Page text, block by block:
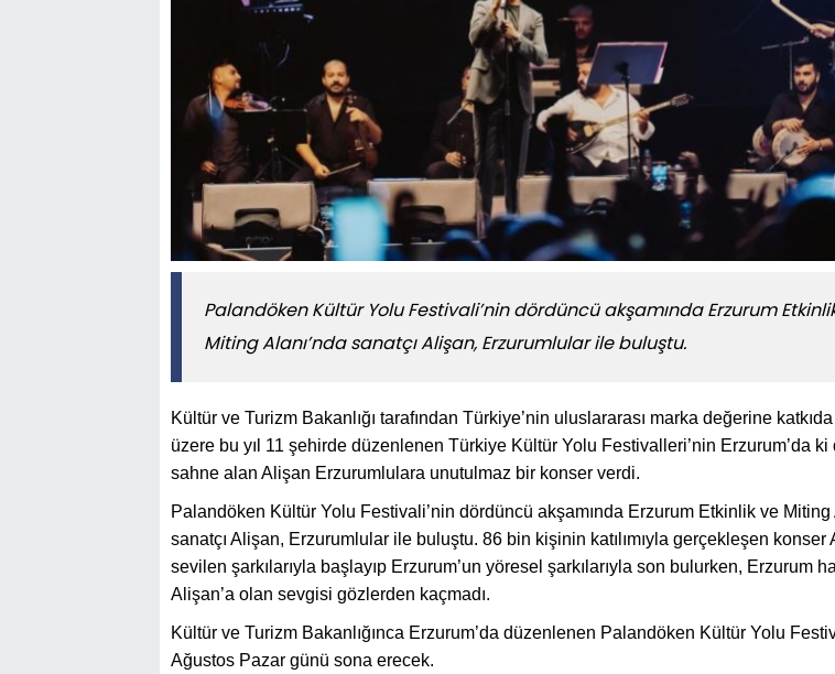
Palandöken Kültür Yolu Festivali’nin dördüncü akşamında Erzurum
Miting Alanı’nda sanatçı Alişan, Erzurumlular ile buluştu.
Kültür ve Turizm Bakanlığı tarafından Türkiye’nin uluslararası marka değerine
üzere bu yıl 11 şehirde düzenlenen Türkiye Kültür Yolu Festivalleri’nin Erzurum’da ki
sahne alan Alişan Erzurumlulara unutulmaz bir konser verdi.
Palandöken Kültür Yolu Festivali’nin dördüncü akşamında Erzurum Etkinlik ve Miting
sanatçı Alişan, Erzurumlular ile buluştu. 86 bin kişinin katılımıyla gerçekleşen konser
sevilen şarkılarıyla başlayıp Erzurum’un yöresel şarkılarıyla son bulurken, Erzurum
Alişan’a olan sevgisi gözlerden kaçmadı.
Kültür ve Turizm Bakanlığınca Erzurum’da düzenlenen Palandöken Kültür Yolu
Ağustos Pazar günü sona erecek.